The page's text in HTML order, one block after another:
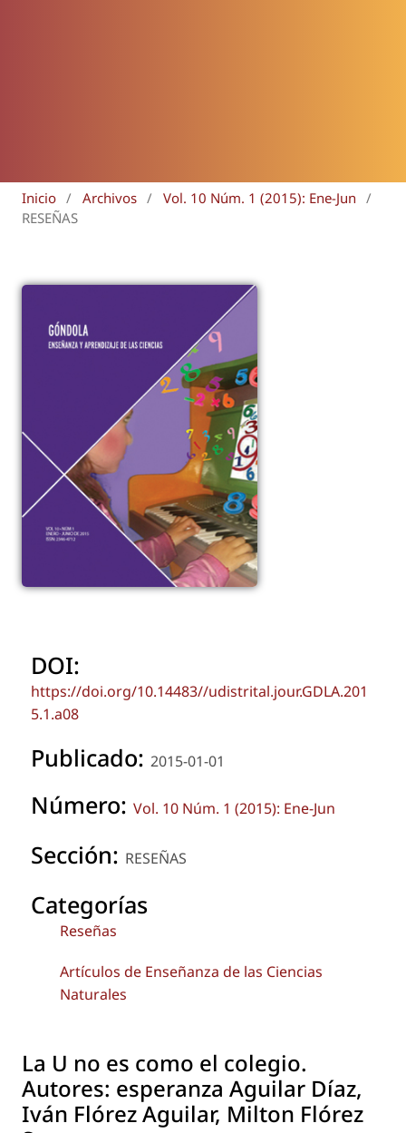
Inicio / Archivos / Vol. 10 Núm. 1 (2015): Ene-Jun
/
RESEÑAS
DOI:
https://doi.org/10.14483//udistrital.jour.GDLA.201
5.1.a08
Publicado: 2015-01-01
Número: Vol. 10 Núm. 1 (2015): Ene-Jun
Sección: RESEÑAS
Categorías
Reseñas
Artículos de Enseñanza de las Ciencias
Naturales
La U no es como el colegio.
Autores: esperanza Aguilar Díaz,
Iván Flórez Aguilar, Milton Flórez